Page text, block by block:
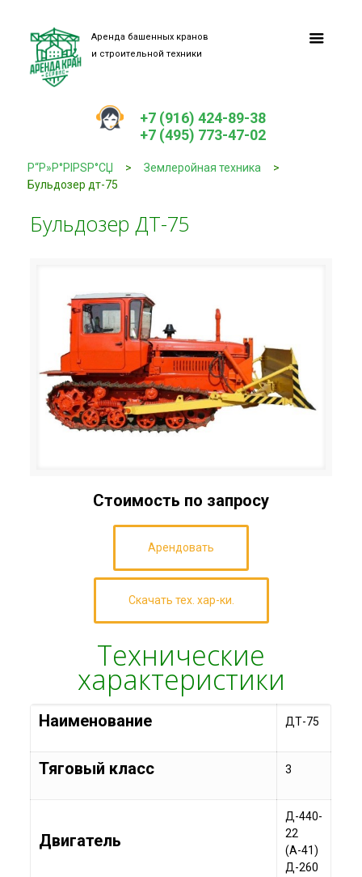
Аренда башенных кранов
и строительной техники
+7 (916) 424-89-38
+7 (495) 773-47-02
Р“Р»Р°РІРЅР°СЏ > Землеройная техника
>
Бульдозер дт-75
Бульдозер ДТ-75
Стоимость по запросу
Арендовать
Скачать тех. хар-ки.
Технические
характеристики
Наименование ДТ-75
Тяговый класс 3
Двигатель
Д-440-
22
(А-41)
Д-260